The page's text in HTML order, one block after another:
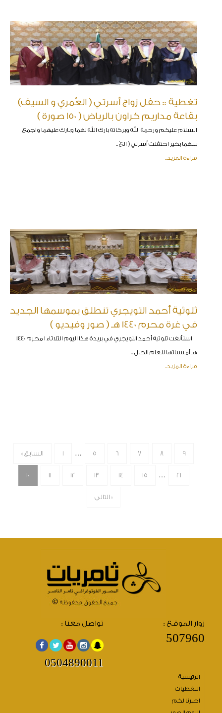
تغطية :: حفل زواج أسرتي ( العُمري و السيف)
بقاعة مداريم كراون بالرياض ( 150 صورة )
السلام عليكم ورحمة الله وبركاته بارك الله لهما وبارك عليهما واجمع
بينهما بخير احتفلت أسرتي ( العُ ..
قراءة المزيد..
ثلوثية أحمد التويجري تنطلق بموسمها الجديد
في غرة محرم 1440 هـ ( صور وفيديو )
استأنفت ثلوثية أحمد التويجري في بريدة هذا اليوم الثلاثاء 1 محرم 1440
هـ أمسياتها للعام الحال ..
قراءة المزيد..
« السابق 1 … 5 6 7 8 9
10 11 12 13 14 15 … 21
التالي »
تواصل معنا :
0504890011
زوار الموقع :
507960
الرئيسية
التغطيات
اخترنا لكم